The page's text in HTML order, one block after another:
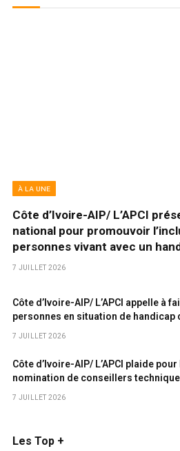
À LA UNE
Côte d’Ivoire-AIP/ L’APCI
national pour promouvoir
personnes vivant avec un
7 JUILLET 2026
Côte d’Ivoire-AIP/ L’APCI appelle à
personnes en situation de handicap
7 JUILLET 2026
Côte d’Ivoire-AIP/ L’APCI plaide pour
nomination de conseillers
7 JUILLET 2026
Les Top +